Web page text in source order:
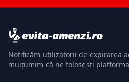
Notificăm utilizatorii de expirarea
mulțumim că ne folosești